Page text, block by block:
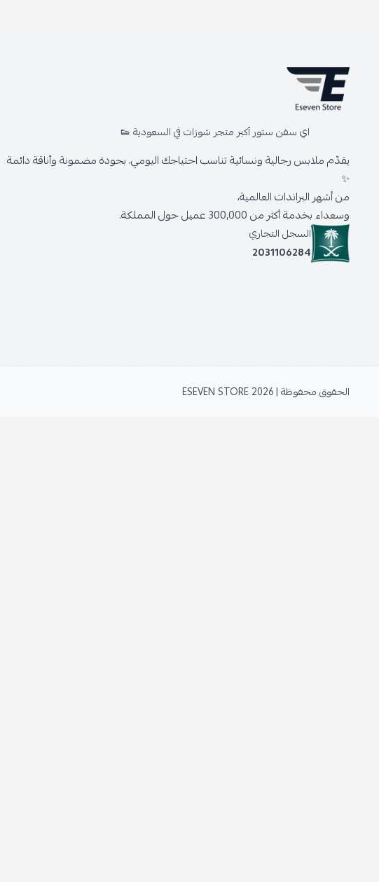
اي سفن ستور أكبر متجر شوزات في السعودية 👟
يقدّم ملابس رجالية ونسائية تناسب احتياجك اليومي، بجودة مضمونة وأناقة دائمة
✨
من أشهر البراندات العالمية،
وسعداء بخدمة أكثر من 300,000 عميل حول المملكة.
السجل التجاري
2031106284
الحقوق محفوظة | 2026 ESEVEN STORE